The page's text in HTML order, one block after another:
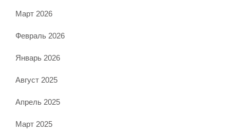
Март 2026
Февраль 2026
Январь 2026
Август 2025
Апрель 2025
Март 2025